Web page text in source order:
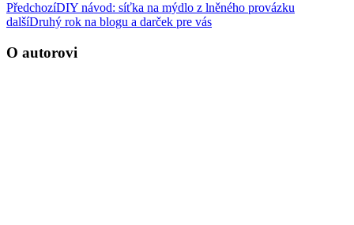
PředchozíDIY návod: síťka na mýdlo z lněného provázku
dalšíDruhý rok na blogu a darček pre vás
O autorovi